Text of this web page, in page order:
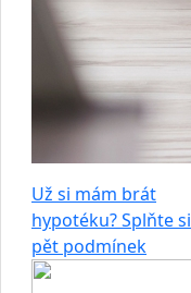
Už si mám brát
hypotéku? Splňte si
pět podmínek